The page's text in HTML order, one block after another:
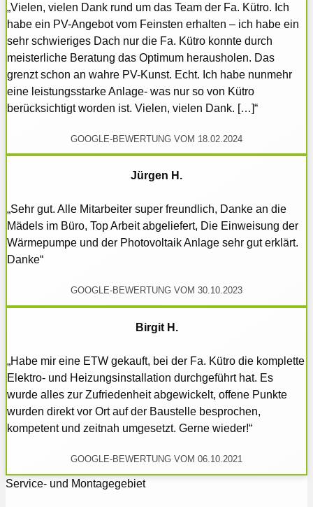
„Vielen, vielen Dank rund um das Team der Fa. Kütro. Ich
habe ein PV-Angebot vom Feinsten erhalten – ich habe ein
sehr schwieriges Dach nur die Fa. Kütro konnte durch
meisterliche Beratung das Optimum herausholen. Das
grenzt schon an wahre PV-Kunst. Echt. Ich habe nunmehr
eine leistungsstarke Anlage- was nur so von Kütro
berücksichtigt worden ist. Vielen, vielen Dank. […]“
GOOGLE-BEWERTUNG VOM 18.02.2024
Jürgen H.
„Sehr gut. Alle Mitarbeiter super freundlich, Danke an die
Mädels im Büro, Top Arbeit abgeliefert, Die Einweisung der
Wärmepumpe und der Photovoltaik Anlage sehr gut erklärt.
Danke“
GOOGLE-BEWERTUNG VOM 30.10.2023
Birgit H.
„Habe mir eine ETW gekauft, bei der Fa. Kütro die komplette
Elektro- und Heizungsinstallation durchgeführt hat. Es
wurde alles zur Zufriedenheit abgewickelt, offene Punkte
wurden direkt vor Ort auf der Baustelle besprochen,
kompetent und zeitnah umgesetzt. Gerne wieder!“
GOOGLE-BEWERTUNG VOM 06.10.2021
Service- und Montagegebiet